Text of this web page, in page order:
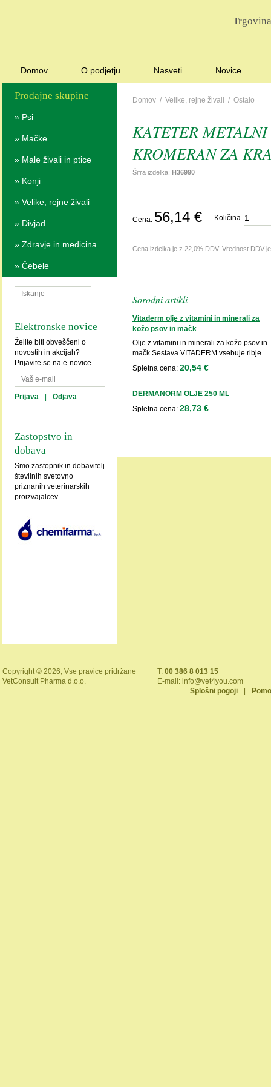
Domov O podjetju Nasveti Novice
Prodajne skupine
» Psi
» Mačke
» Male živali in ptice
» Konji
» Velike, rejne živali
» Divjad
» Zdravje in medicina
» Čebele
Elektronske novice
Želite biti obveščeni o
novostih in akcijah?
Prijavite se na e-novice.
Prijava Odjava
Zastopstvo in
dobava
Smo zastopnik in dobavitelj
številnih svetovno
priznanih veterinarskih
proizvajalcev.
Domov / Velike, rejne živali / Ostalo
KATETER
KROMERAN ZA
Šifra izdelka: H36990
Cena: 56,14 € Količina
Cena izdelka je z 22,0% DDV. Vrednost DDV
Sorodni artikli
Vitaderm olje z vitamini in minerali za
kožo psov in mačk
Olje z vitamini in minerali za kožo psov in
mačk Sestava VITADERM vsebuje ribje...
Spletna cena: 20,54 €
DERMANORM OLJE 250 ML
Spletna cena: 28,73 €
Copyright © 2026, Vse pravice pridržane
VetConsult Pharma d.o.o.
T: 00 386 8 013 15
E-mail: info@vet4you.com
Splošni pogoji